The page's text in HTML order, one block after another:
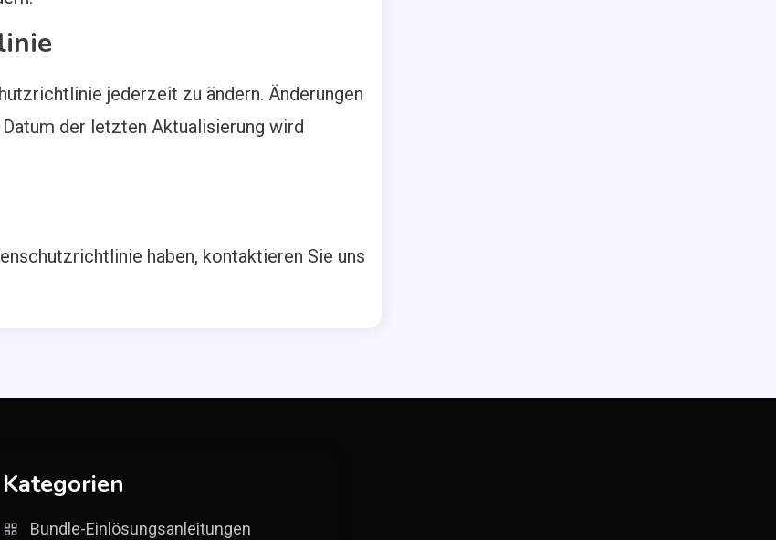
jederzeit zu ändern. Änderungen
der letzten Aktualisierung wird
haben, kontaktieren Sie uns
Kategorien
Bundle-Einlösungsanleitungen